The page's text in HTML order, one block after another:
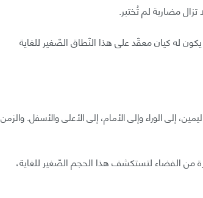
مضاربة لم تُختبر.
له كيان معقّد على هذا النّطاق الصّغير للغاية
إلى الوراء وإلى الأمام، إلى الأعلى والأسفل. والزمن
الفضاء لتستكشف هذا الحجم الصّغير للغاية،